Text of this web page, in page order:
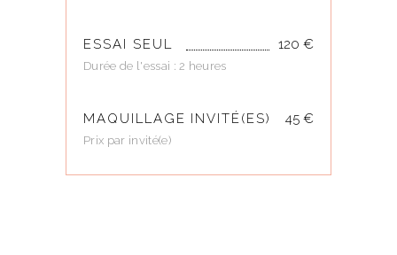
ESSAI SEUL 120 €
Durée de l'essai : 2 heures
MAQUILLAGE INVITÉ(ES) 45 €
Prix par invité(e)